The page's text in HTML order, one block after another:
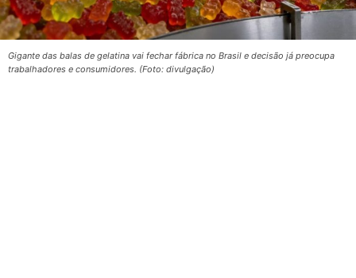
Gigante das balas de gelatina vai fechar fábrica no Brasil e decisão já preocupa
trabalhadores e consumidores. (Foto: divulgação)